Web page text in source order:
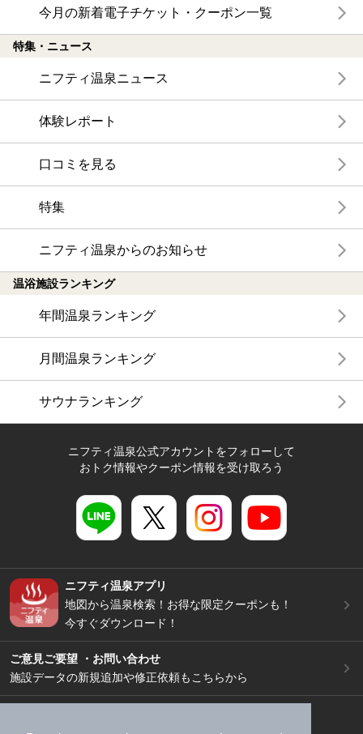
今月の新着電子チケット・クーポン一覧
特集・ニュース
ニフティ温泉ニュース
体験レポート
口コミを見る
特集
ニフティ温泉からのお知らせ
温浴施設ランキング
年間温泉ランキング
月間温泉ランキング
サウナランキング
ニフティ温泉公式アカウントをフォローして
おトク情報やクーポン情報を受け取ろう
ニフティ温泉アプリ
地図から温泉検索！お得な限定クーポンも！
今すぐダウンロード！
ご意見ご要望 ・お問い合わせ
施設データの新規追加や修正依頼もこちらから